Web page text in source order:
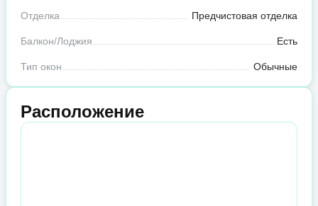
Отделка Предчистовая отделка
Балкон/Лоджия Есть
Тип окон Обычные
Расположение